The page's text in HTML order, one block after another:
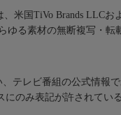
米国TiVo Brands LLC
る素材の無断複写・転
テレビ番組の公式情報
にのみ表記が許されてい